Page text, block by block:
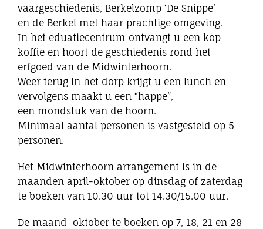
vaargeschiedenis, Berkelzomp ‘De Snippe’
en de Berkel met haar prachtige omgeving.
In het eduatiecentrum ontvangt u een kop
koffie en hoort de geschiedenis rond het
erfgoed van de Midwinterhoorn.
Weer terug in het dorp krijgt u een lunch en
vervolgens maakt u een “happe”,
een mondstuk van de hoorn.
Minimaal aantal personen is vastgesteld op 5
personen.
Het Midwinterhoorn arrangement is in de
maanden april-oktober op dinsdag of zaterdag
te boeken van 10.30 uur tot 14.30/15.00 uur.
De maand oktober te boeken op 7, 18, 21 en 28